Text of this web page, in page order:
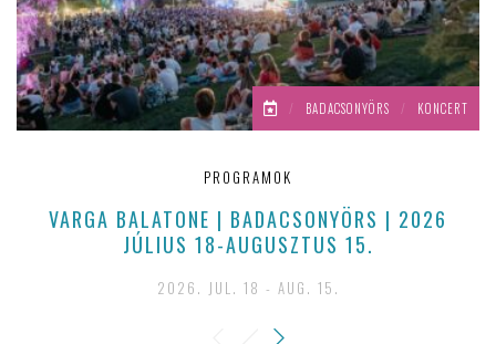
/ BADACSONYÖRS / KONCERT
PROGRAMOK
VARGA BALATONE | BADACSONYÖRS | 2026
JÚLIUS 18-AUGUSZTUS 15.
2026. JUL. 18 - AUG. 15.